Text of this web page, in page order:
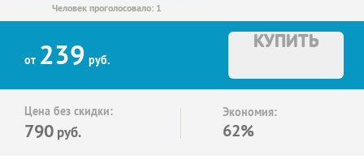
Человек проголосовало: 1
от 239 руб.
КУПИТЬ
Цена без скидки:
790 руб.
Экономия:
62%